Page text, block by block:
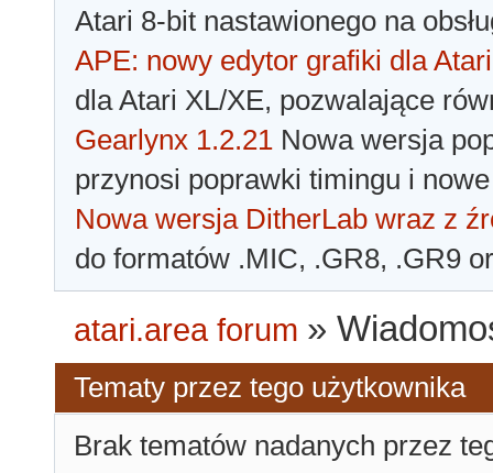
Atari 8-bit nastawionego na
APE: nowy edytor grafiki dla Atari
dla Atari XL/XE, pozwalające
Gearlynx 1.2.21 Nowa wersja
przynosi poprawki timingu i
Nowa wersja DitherLab wraz z
do formatów .MIC, .GR8, .GR9
atari.area forum »
Tematy przez tego użytkownika
Brak tematów nadanych przez